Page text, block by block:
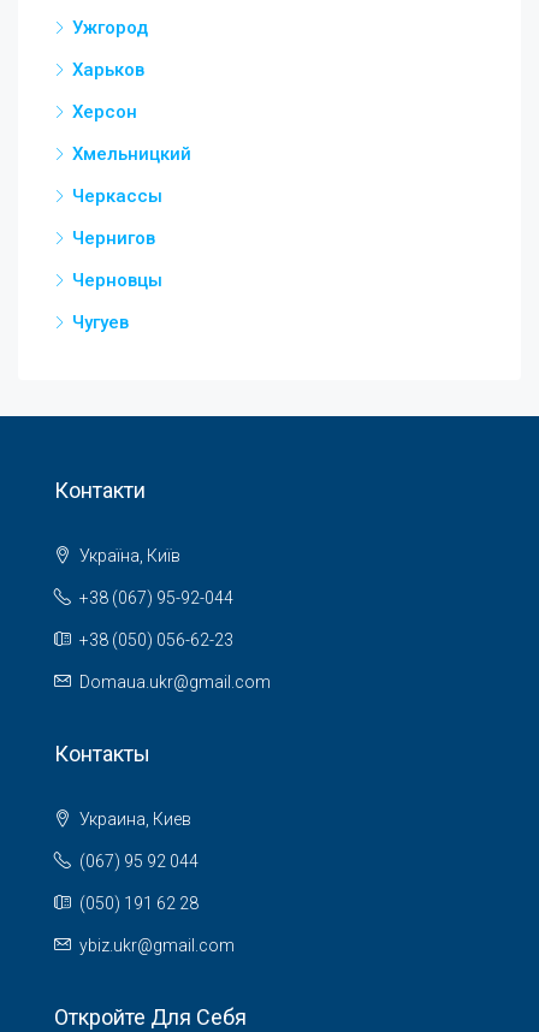
Ужгород
Харьков
Херсон
Хмельницкий
Черкассы
Чернигов
Черновцы
Чугуев
Контакти
Україна, Київ
+38 (067) 95-92-044
+38 (050) 056-62-23
Domaua.ukr@gmail.com
Контакты
Украина, Киев
(067) 95 92 044
(050) 191 62 28
ybiz.ukr@gmail.com
Откройте Для Себя